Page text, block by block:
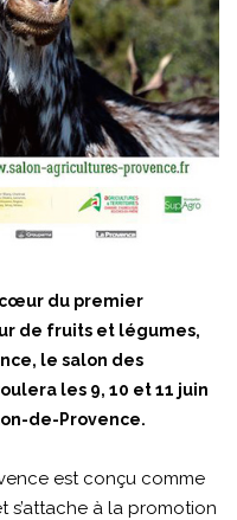
cœur du premier
de fruits et légumes,
le salon des
les 9, 10 et 11 juin
de-Provence.
est conçu comme
à la promotion